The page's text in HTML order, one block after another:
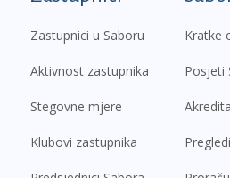
Zastupnici u Saboru
Aktivnost zastupnika
Stegovne mjere
Klubovi zastupnika
Kratke
Posjeti